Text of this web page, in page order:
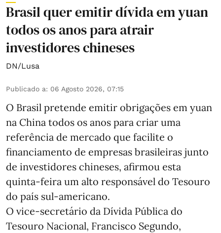
Brasil quer emitir dívida em yuan
todos os anos para atrair
investidores chineses
DN/Lusa
Publicado a: 06 Agosto 2026, 07:15
O Brasil pretende emitir obrigações em yuan
na China todos os anos para criar uma
referência de mercado que facilite o
financiamento de empresas brasileiras junto
de investidores chineses, afirmou esta
quinta-feira um alto responsável do Tesouro
do país sul-americano.
O vice-secretário da Dívida Pública do
Tesouro Nacional, Francisco Segundo,